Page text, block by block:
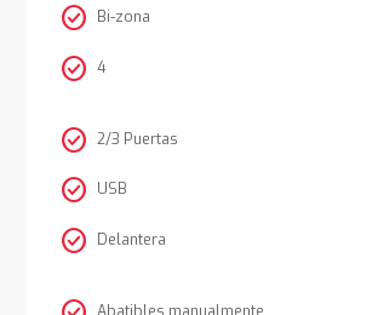
check_circle Bi-zona
check_circle 4
check_circle 2/3 Puertas
check_circle USB
check_circle Delantera